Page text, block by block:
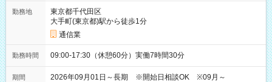
勤務地
東京都千代田区
大手町(東京都)駅から徒歩1分
通信業
勤務時間 09:00-17:30（休憩60分）実働7時間30分
期間 2026年09月01日～長期 ※開始日相談OK ※09月～